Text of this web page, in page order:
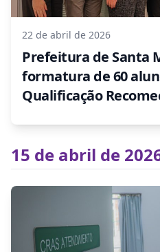
22 de abril de 2026
Prefeitura de Santa
formatura de 60
Qualificação
15 de abril de